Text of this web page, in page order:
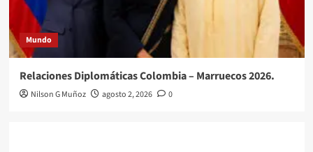
Mundo
Relaciones Diplomáticas Colombia – Marruecos 2026.
Nilson G Muñoz agosto 2, 2026 0